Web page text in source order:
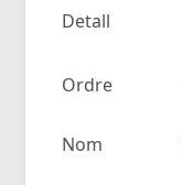
Detall
Ordre
Nom